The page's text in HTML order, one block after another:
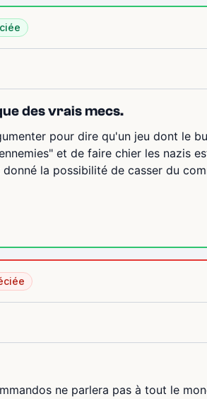
des vrais mecs.
pour dire qu'un jeu dont le
et de faire chier les nazis
la possibilité de casser du
ne parlera pas à tout le